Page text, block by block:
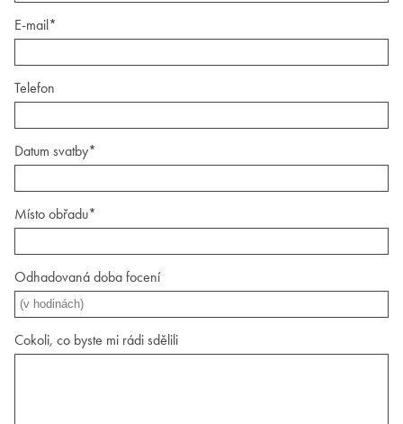
E-mail*
Telefon
Datum svatby*
Místo obřadu*
Odhadovaná doba focení
Cokoli, co byste mi rádi sdělili